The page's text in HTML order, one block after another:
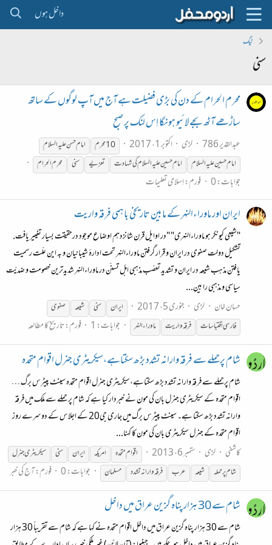
داخل ہوں
ٹیگ
سنی
محرم الحرام کے دن کی بڑی فضیلت ہے آج میں آپ لوگوں کے ساتھ
ساڑھے آٹھ بجے لائیو ہونگا اِس لنک پر صبح
عبدالقدیر 786 لڑی اکتوبر 1، 2017 10 محرم
امام حسن علیہ السلام
امام حسین علیہ السلام
امام حسین علیہ السلام کی شہادت تعزیے سنی محرم الحرام
جوابات: 0 فورم:اِسلامی تعلیمات
ایران اور ماوراءالنہر کے مابین تاریخی باہمی فرقہ واریت
"شیعی کیونکر ہو ماوراءالنہری" "در اوایل قرن شانزدهم اوضاع موجود درحقیقت بسیار تغییر یافت.
تشکیل دولت صفوی در ایران و قرار گرفتن ماوراءالنهر تحت ادارهٔ شیبانیان و به این علّت رسمیت
یافتن مذهب شیعه در ایران و تشدید تعصّب مذهبی اهل تسنّن در ماوراءالنهر شدیدترین خصومت و ضدیّت
سیاسی و مذهبی را بین...
حسان خان
لڑی جنوری 5، 2017 ایران سنی شیعہ
صفوی
فارسی اقتباسات
فرقہ واریت ماوراءالنہر جوابات: 1 فورم:تاریخ کا مطالعہ
شام پرحملے سے فرقہ وارانہ تشدد بڑھ سکتاہے،سیکریٹری جنرل اقوام متحدہ
شام پرحملے سے فرقہ وارانہ تشدد بڑھ سکتاہے،سیکریٹری جنرل اقوام متحدہ سینٹ پیٹرس برگ …
اقوام متحدہ کے سیکریٹری جنرل بان کی مون نے خبردار کیا ہے کہ شام پر حملے سے ملک میں فرقہ
وارانہ تشدد بڑھ سکتا ہے۔ سینٹ پیٹرس برگ میں جاری جی20 کے اجلاس کے دوسرے روز
اقوام متحدہ کے جنرل سیکریٹری بان کی مون کا کہنا...
کاشفی
لڑی ستمبر 6، 2013 اقوام متحدہ امریکہ ایران سنی
سیکریٹری جنرل
شام پر حملہ
شیعہ عرب فرقہ وارانہ تشدد مسلمان جوابات: 0 فورم:آج کی خبر
شام سے 30 ہزار پناہ گزین عراق میں داخل
شام سے 30 ہزار پناہ گزین عراق میں داخل اقوام متحدہ نے کہا ہے کہ شام سے تقریباً 30 ہزار